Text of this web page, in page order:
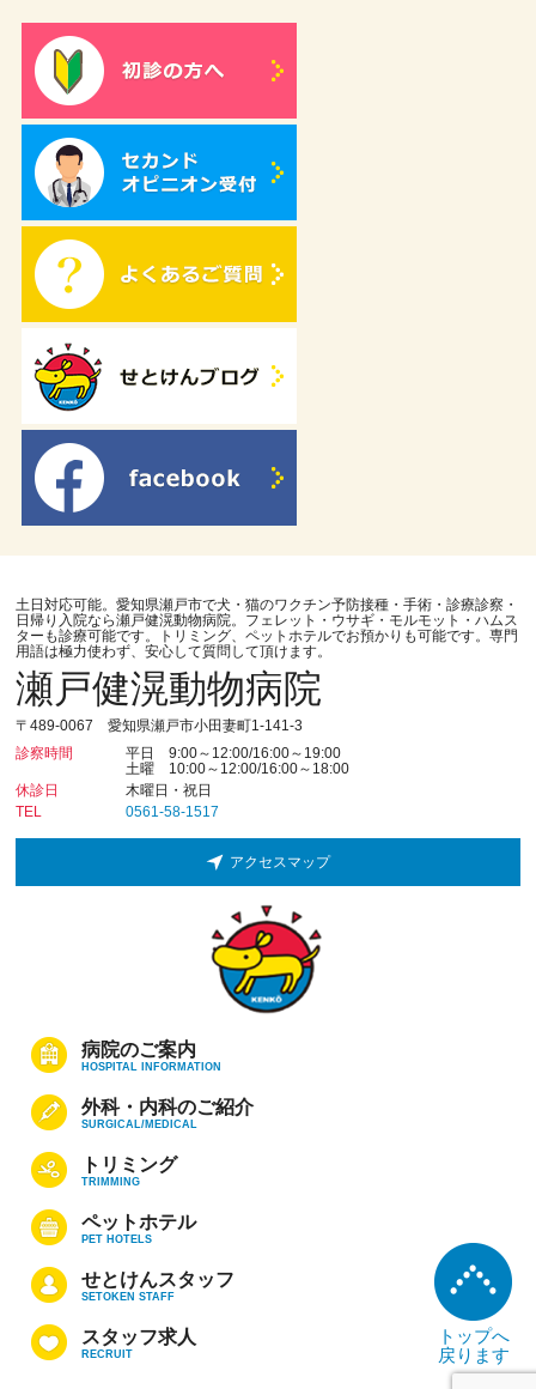
土日対応可能。愛知県瀬戸市で犬・猫のワクチン予防接種・手術・診療診察・
日帰り入院なら瀬戸健滉動物病院。フェレット・ウサギ・モルモット・ハムス
ターも診療可能です。トリミング、ペットホテルでお預かりも可能です。専門
用語は極力使わず、安心して質問して頂けます。
瀬戸健滉動物病院
〒489-0067 愛知県瀬戸市小田妻町1-141-3
診察時間
平日 9:00～12:00/16:00～19:00
土曜 10:00～12:00/16:00～18:00
休診日
木曜日・祝日
TEL
0561-58-1517
アクセスマップ
病院のご案内
HOSPITAL INFORMATION
外科・内科のご紹介
SURGICAL/MEDICAL
トリミング
TRIMMING
ペットホテル
PET HOTELS
せとけんスタッフ
SETOKEN STAFF
スタッフ求人
RECRUIT
トップへ
戻ります